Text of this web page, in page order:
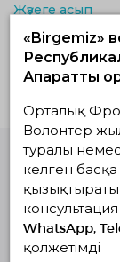
Жүзеге асып
Белсенді
© Волонтерлердің
Навигация
«Birgemiz»
Ақпараттық
Орталық
Волонтер
туралы
келген басқа
WhatsApp,
қолжетімді